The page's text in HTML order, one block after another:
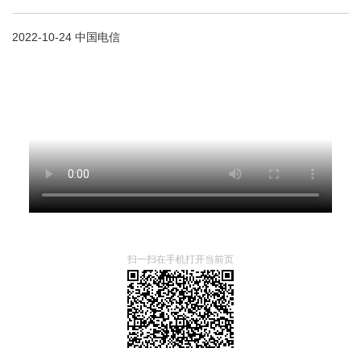
2022-10-24 中国电信
扫一扫在手机打开当前页